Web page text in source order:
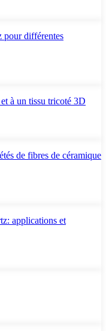
pour différentes
à un tissu tricoté 3D
de fibres de céramique
applications et